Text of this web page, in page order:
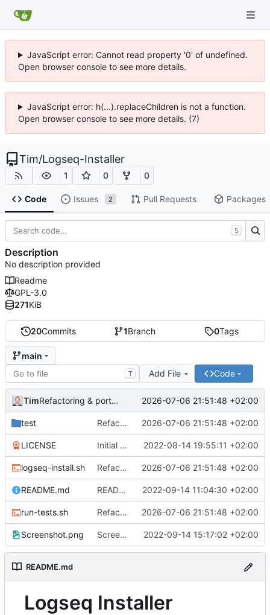
JavaScript error: Cannot read property '0' of undefined.
Open browser console to see more details.
JavaScript error: h(...).replaceChildren is not a function.
Open browser console to see more details. (7)
Tim/Logseq-Installer
1 0 0
Code Issues 2 Pull Requests Packages
20Commits 1Branch 0Tags
main
T Add File Code
Tim Refactoring & portable Testpfade 2026-07-06 21:51:48 +02:00
test Refactoring & portable Testpfade 2026-07-06 21:51:48 +02:00
LICENSE Initial commit 2022-08-14 19:55:11 +02:00
logseq-install.sh Refactoring & portable Testpfade 2026-07-06 21:51:48 +02:00
README.md README um Hinweis auf symbolischen Link ergänzt 2022-09-14 11:04:30 +02:00
run-tests.sh Refactoring & portable Testpfade 2026-07-06 21:51:48 +02:00
Screenshot.png Screenshot erneuert 2022-09-14 15:17:02 +02:00
README.md
Logseq Installer
S
Description
No description provided
Readme
GPL-3.0
271KiB